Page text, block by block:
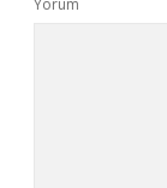
Yorum